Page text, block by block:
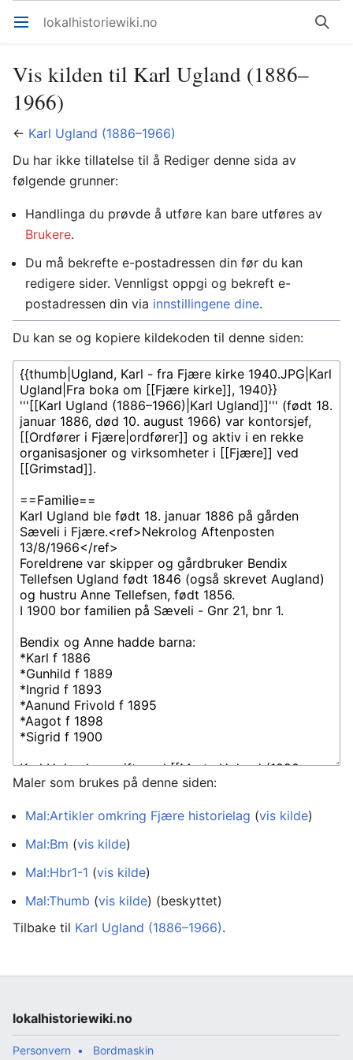
Åpne hovedmenyen lokalhistoriewiki.no Søk
Vis kilden til Karl Ugland (1886–
1966)
← Karl Ugland (1886–1966)
Du har ikke tillatelse til å Rediger denne sida av
følgende grunner:
Handlinga du prøvde å utføre kan bare utføres av
Brukere.
Du må bekrefte e-postadressen din før du kan
redigere sider. Vennligst oppgi og bekreft e-
postadressen din via innstillingene dine.
Du kan se og kopiere kildekoden til denne siden:
Maler som brukes på denne siden:
Mal:Artikler omkring Fjære historielag (vis kilde)
Mal:Bm (vis kilde)
Mal:Hbr1-1 (vis kilde)
Mal:Thumb (vis kilde) (beskyttet)
Tilbake til Karl Ugland (1886–1966).
lokalhistoriewiki.no
Personvern Bordmaskin